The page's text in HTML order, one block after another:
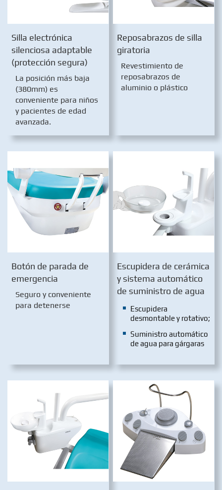
Silla electrónica
silenciosa adaptable
(protección segura)
La posición más baja
(380mm) es
conveniente para niños
y pacientes de edad
avanzada.
Reposabrazos de silla
giratoria
Revestimiento de
reposabrazos de
aluminio o plástico
Botón de parada de
emergencia
Seguro y conveniente
para detenerse
Escupidera de cerámica
y sistema automático
de suministro de agua
Escupidera
desmontable y rotativo;
Suministro automático
de agua para gárgaras